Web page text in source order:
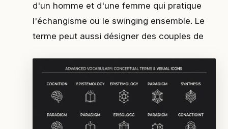
d'un homme et d'une femme qui pratique
l'échangisme ou le swinging ensemble. Le
terme peut aussi désigner des couples de